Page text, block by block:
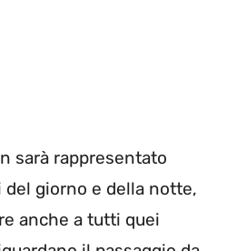
sarà rappresentato
del giorno e della notte,
anche a tutti quei